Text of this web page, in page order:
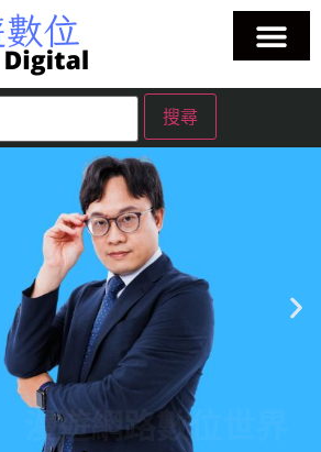
漫遊網路數位世界
正信蔡教練學習好用的科技工具、漫遊在這個
廣大的數位花園。
學 | 筆記工具教學 | 雲端服務教學 | 生成式AI
點擊這裡